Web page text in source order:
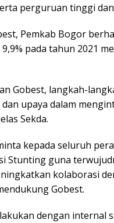
perguruan tinggi
Pemkab Bogor
pada tahun 2021
Gobest, langkah-
upaya dalam
Sekda.
kepada seluruh
Stunting guna
kolaborasi
Gobest.
dengan internal